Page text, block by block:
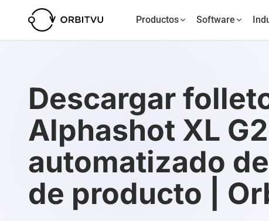
Productos Software
Descargar
Alphashot XL
automatizado
de producto |